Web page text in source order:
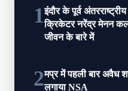
1इंदौर के पूर्व
क्रिकेटर नरेंद्र मेनन
जीवन के बारे में
2मप्र में पहली बार अवैध
लगाया NSA